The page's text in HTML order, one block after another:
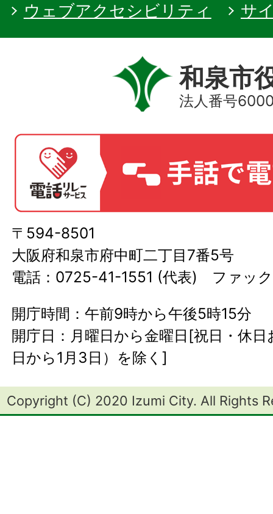
ウェブアクセシビリティ
サ
和泉市
法人番号
〒594-8501
大阪府和泉市府中町二丁目7番5号
電話：0725-41-1551 (代表) ファッ
開庁時間：午前9時から午後5時15分
開庁日：月曜日から金曜日[祝日・休
日から1月3日）を除く]
Copyright (C) 2020 Izumi City. All Rights